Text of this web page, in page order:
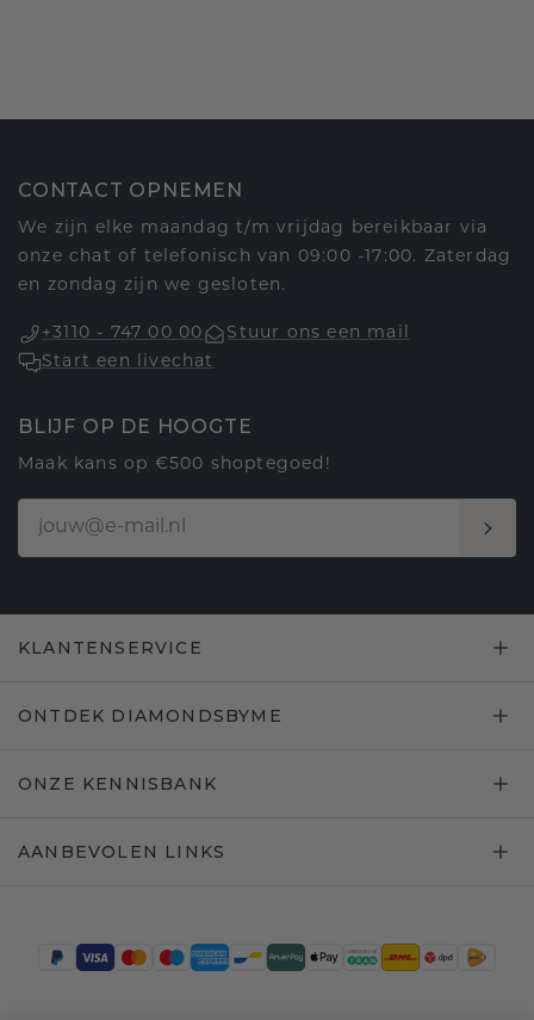
CONTACT OPNEMEN
We zijn elke maandag t/m vrijdag bereikbaar via
onze chat of telefonisch van 09:00 -17:00. Zaterdag
en zondag zijn we gesloten.
+3110 - 747 00 00
Stuur ons een mail
Start een livechat
BLIJF OP DE HOOGTE
Maak kans op €500 shoptegoed!
KLANTENSERVICE
ONTDEK DIAMONDSBYME
ONZE KENNISBANK
AANBEVOLEN LINKS